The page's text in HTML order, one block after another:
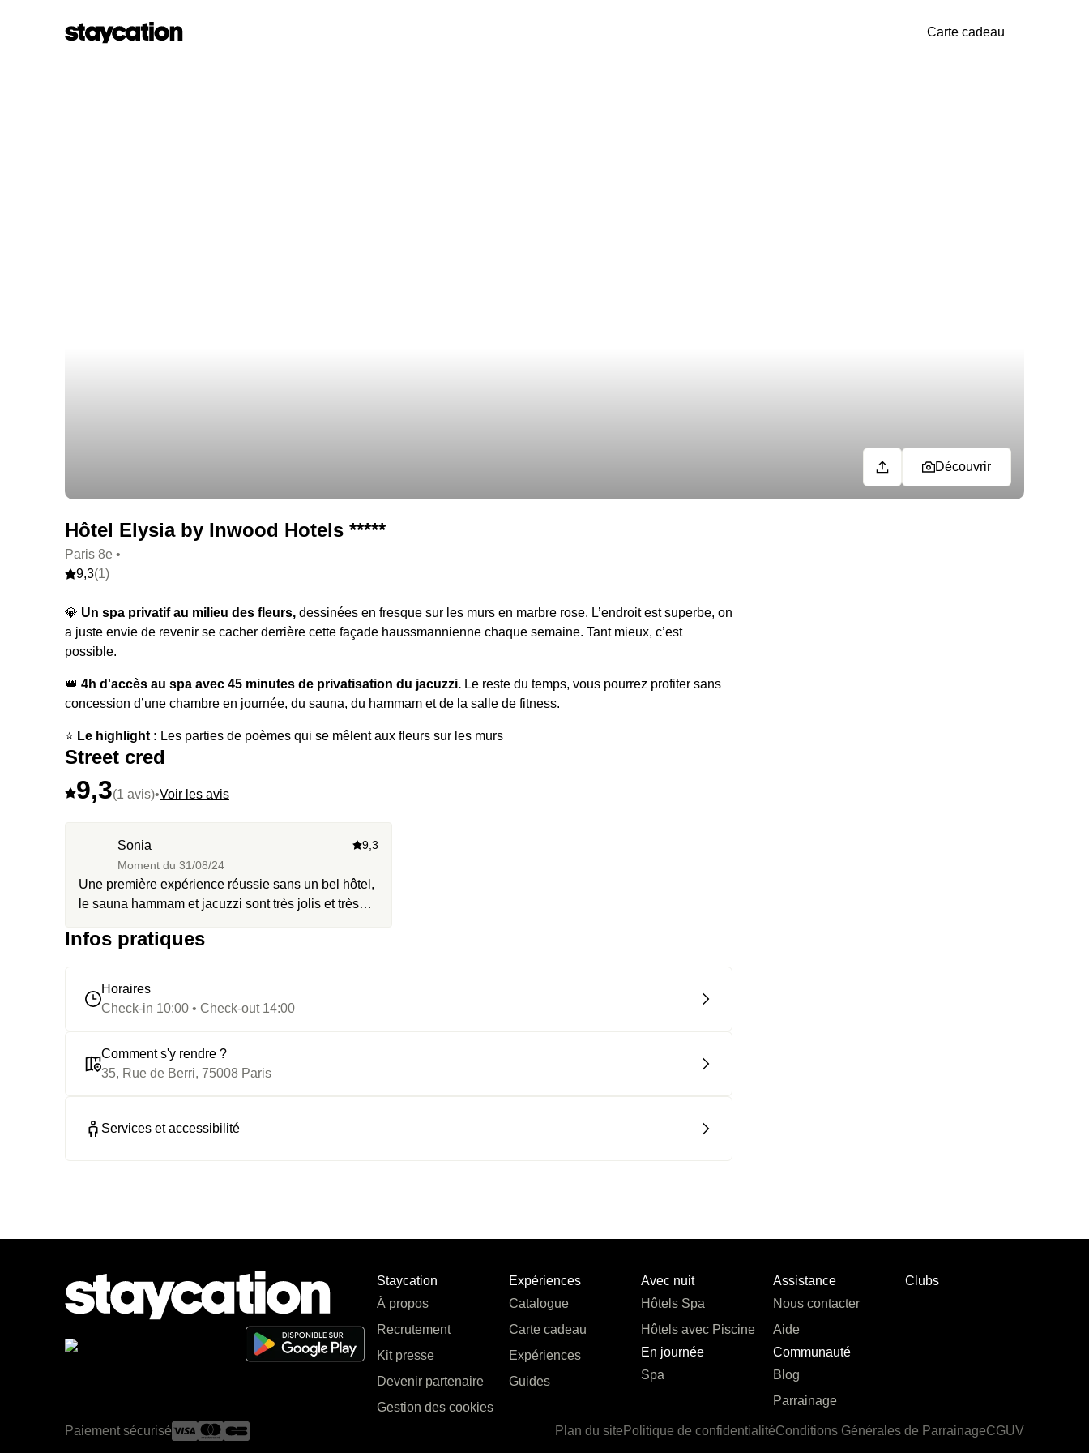
Carte cadeau
Découvrir
Hôtel Elysia by Inwood Hotels *****
Paris 8e •
9,3(1)
💎 Un spa privatif au milieu des fleurs, dessinées en fresque sur les murs en marbre rose. L’endroit est superbe, on
a juste envie de revenir se cacher derrière cette façade haussmannienne chaque semaine. Tant mieux, c’est
possible.
👑 4h d'accès au spa avec 45 minutes de privatisation du jacuzzi. Le reste du temps, vous pourrez profiter sans
concession d’une chambre en journée, du sauna, du hammam et de la salle de fitness.
⭐️ Le highlight : Les parties de poèmes qui se mêlent aux fleurs sur les murs
Street cred
9,3(1 avis)•Voir les avis
Sonia
Moment du 31/08/24
9,3
Une première expérience réussie sans un bel hôtel,
le sauna hammam et jacuzzi sont très jolis et très
de mariage de jeunes parents en manque de temps
Infos pratiques
Horaires
Check-in 10:00 • Check-out 14:00
Comment s'y rendre ?
35, Rue de Berri, 75008 Paris
Services et accessibilité
Staycation
À propos
Recrutement
Kit presse
Devenir partenaire
Gestion des cookies
Expériences
Catalogue
Carte cadeau
Expériences
Guides
Avec nuit
Hôtels Spa
Hôtels avec Piscine
En journée
Spa
Assistance
Nous contacter
Aide
Communauté
Blog
Parrainage
Clubs
Paiement sécurisé Plan du site Politique de confidentialitéConditions Générales de ParrainageCGUV